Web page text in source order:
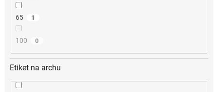
65 1
100 0
Etiket na archu